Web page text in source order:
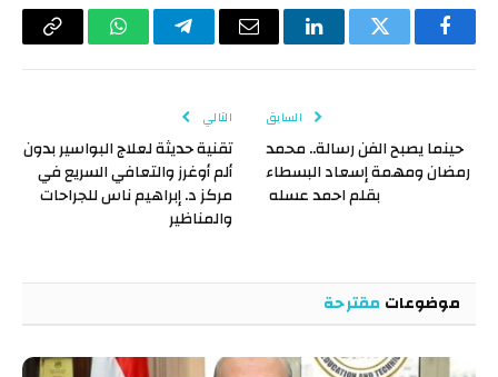
فيسبوكتويتر لينكدإن البريد
تيلقرام واتسابCopy
السابق
حينما يصبح الفن رسالة.. محمد
رمضان ومهمة إسعاد البسطاء
بقلم احمد عسله
التالي
تقنية حديثة لعلاج البواسير بدون
ألم أوغرز والتعافي السريع في
مركز د. إبراهيم ناس للجراحات
والمناظير
موضوعات مقترحة